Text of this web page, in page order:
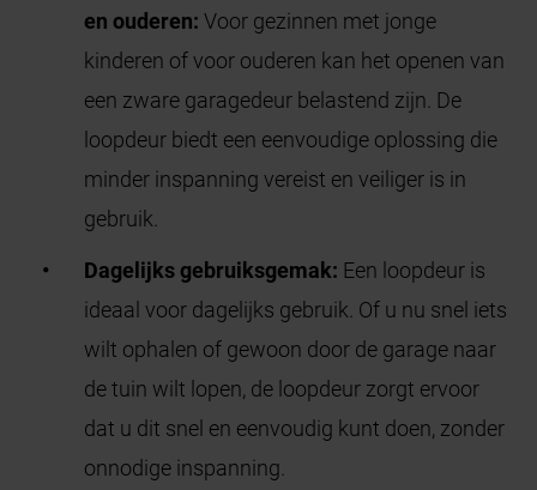
en ouderen: Voor gezinnen met jonge
kinderen of voor ouderen kan het openen van
een zware garagedeur belastend zijn. De
loopdeur biedt een eenvoudige oplossing die
minder inspanning vereist en veiliger is in
gebruik.
Dagelijks gebruiksgemak: Een loopdeur is
ideaal voor dagelijks gebruik. Of u nu snel iets
wilt ophalen of gewoon door de garage naar
de tuin wilt lopen, de loopdeur zorgt ervoor
dat u dit snel en eenvoudig kunt doen, zonder
onnodige inspanning.